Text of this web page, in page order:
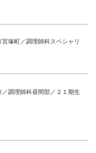
塚町／調理師科スペシャリ
調理師科昼間部／２１期生